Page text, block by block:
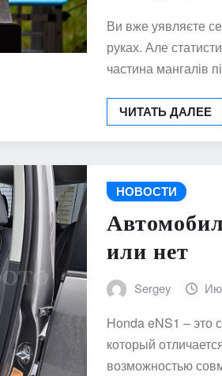
Ви вже уявляєте
руках. Але
частина мангалів
ЧИТАТЬ ДАЛЕЕ
НОВОСТИ
или нет
Sergey
Honda eNS1 – это
который
возможностью